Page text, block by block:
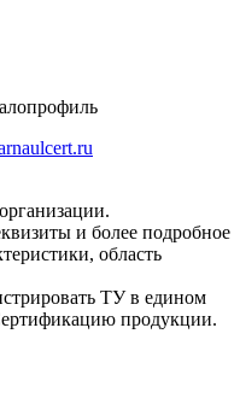
и более подробное
область
ТУ в едином
продукции.